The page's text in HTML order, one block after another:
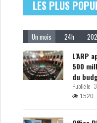
LES PLUS
Un mois 24h
L'ARP
500
du
Publié le :
1520